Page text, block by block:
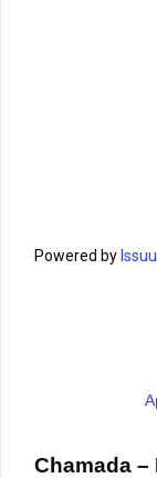
Powered by Issuu
Chamada